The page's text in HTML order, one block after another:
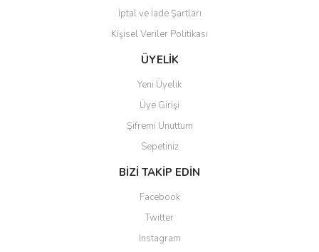
İptal ve İade Şartları
Kişisel Veriler Politikası
ÜYELİK
Yeni Üyelik
Üye Girişi
Şifremi Unuttum
Sepetiniz
BİZİ TAKİP EDİN
Facebook
Twitter
Instagram